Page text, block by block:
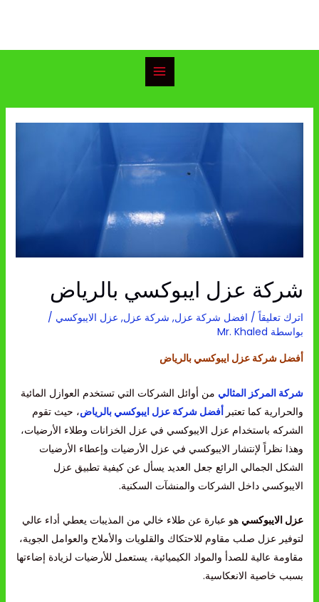
شركة عزل ايبوكسي بالرياض
اترك تعليقاً / افضل شركة عزل, شركة عزل, عزل الايبوكسي /
بواسطة Mr. Khaled
أفضل شركة عزل ايبوكسي بالرياض
شركة المركز المثالي من أوائل الشركات التي تستخدم العوازل المائية
والحرارية كما تعتبر أفضل شركة عزل ايبوكسي بالرياض، حيث تقوم
الشركه باستخدام عزل الايبوكسي في عزل الخزانات وطلاء الأرضيات،
وهذا نظراً لإنتشار الايبوكسي في عزل الأرضيات وإعطاء الأرضيات
الشكل الجمالي الرائع جعل العديد يسأل عن كيفية تطبيق عزل
الايبوكسي داخل الشركات والمنشآت السكنية.
عزل الايبوكسي هو عبارة عن طلاء خالي من المذيبات يعطي أداء عالي
لتوفير عزل صلب مقاوم للاحتكاك والقلويات والأملاح والعوامل الجوية،
مقاومة عالية للصدأ والمواد الكيميائية، يستعمل للأرضيات لزيادة إضاءتها
بسبب خاصية الانعكاسية.
navigation